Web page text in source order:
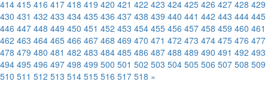
414 415 416 417 418 419 420 421 422 423 424 425 426 427 428 429
430 431 432 433 434 435 436 437 438 439 440 441 442 443 444 445
446 447 448 449 450 451 452 453 454 455 456 457 458 459 460 461
462 463 464 465 466 467 468 469 470 471 472 473 474 475 476 477
478 479 480 481 482 483 484 485 486 487 488 489 490 491 492 493
494 495 496 497 498 499 500 501 502 503 504 505 506 507 508 509
510 511 512 513 514 515 516 517 518 »